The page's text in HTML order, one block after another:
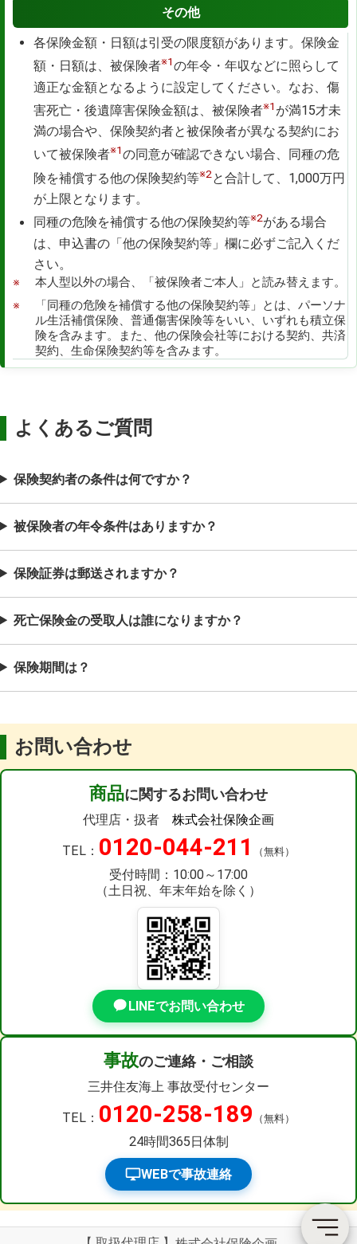
その他
各保険金額・日額は引受の限度額があります。保険金
額・日額は、被保険者※1の年令・年収などに照らして
適正な金額となるように設定してください。なお、傷
害死亡・後遺障害保険金額は、被保険者※1 が満15才未
満の場合や、保険契約者と被保険者が異なる契約にお
いて被保険者※1の同意が確認できない場合、同種の危
険を補償する他の保険契約等※2と合計して、1,000万円
が上限となります。
同種の危険を補償する他の保険契約等※2がある場合
は、申込書の「他の保険契約等」欄に必ずご記入くだ
さい。
本人型以外の場合、「被保険者ご本人」と読み替えます。
「同種の危険を補償する他の保険契約等」とは、パーソナ
ル生活補償保険、普通傷害保険等をいい、いずれも積立保
険を含みます。また、他の保険会社等における契約、共済
契約、生命保険契約等を含みます。
よくあるご質問
保険契約者の条件は何ですか？
被保険者の年令条件はありますか？
保険証券は郵送されますか？
死亡保険金の受取人は誰になりますか？
保険期間は？
お問い合わせ
商品に関するお問い合わせ
代理店・扱者 株式会社保険企画
TEL： 0120-044-211 （無料）
受付時間：10:00～17:00
（土日祝、年末年始を除く）
LINEでお問い合わせ
事故のご連絡・ご相談
三井住友海上 事故受付センター
TEL： 0120-258-189 （無料）
24時間365日体制
WEBで事故連絡